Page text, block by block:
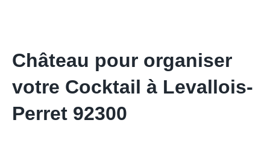
Château pour organiser
votre Cocktail à Levallois-
Perret 92300